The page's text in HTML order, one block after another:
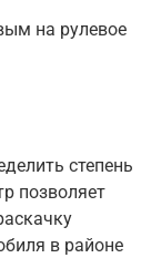
на рулевое
степень
позволяет
в районе